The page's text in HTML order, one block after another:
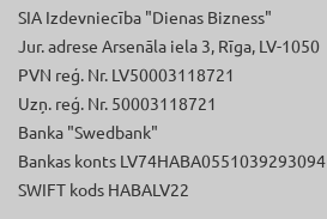
SIA Izdevniecība "Dienas Bizness"
Jur. adrese Arsenāla iela 3, Rīga, LV-1050
PVN reģ. Nr. LV50003118721
Uzņ. reģ. Nr. 50003118721
Banka "Swedbank"
Bankas konts LV74HABA0551039293094
SWIFT kods HABALV22